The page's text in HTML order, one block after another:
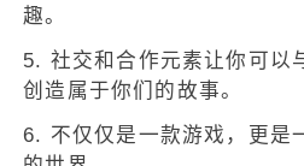
趣。
5. 社交和合作元素让你可以
创造属于你们的故事。
6. 不仅仅是一款游戏，更是